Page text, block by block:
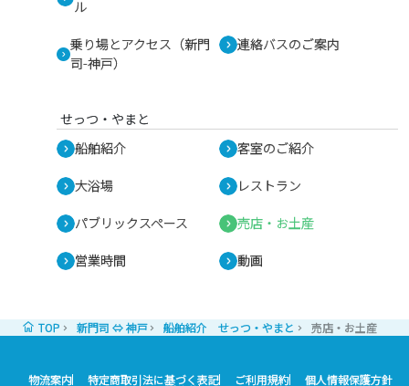
ル
乗り場とアクセス（新門
司-神戸）
連絡バスのご案内
せっつ・やまと
船舶紹介
客室のご紹介
大浴場 レストラン
パブリックスペース 売店・お土産
営業時間 動画
TOP 新門司 ⇔ 神戸 船舶紹介 せっつ・やまと 売店・お土産
物流案内 特定商取引法に基づく表記 ご利用規約 個人情報保護方針